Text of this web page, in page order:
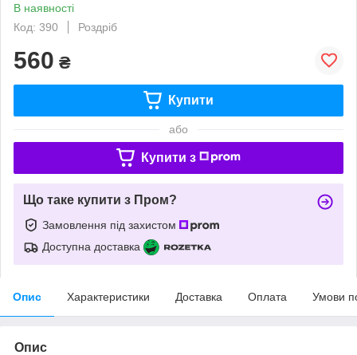
В наявності
Код: 390
Роздріб
560 ₴
Купити
або
Купити з
Що таке купити з Пром?
Замовлення під захистом
Доступна доставка
Опис Характеристики Доставка Оплата Умови
Опис